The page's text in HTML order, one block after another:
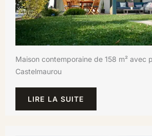
Maison contemporaine de 158 m² avec
Castelmaurou
LIRE LA SUITE